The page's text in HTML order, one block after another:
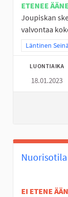
ETENEE
Joupiskan
valvontaa
Rajaa
Läntinen
LUONTIAIKA
18.01.2023
EI ETENE